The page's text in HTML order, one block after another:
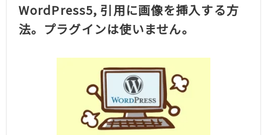
WordPress5, 引用に画像を挿入する方
法。プラグインは使いません。